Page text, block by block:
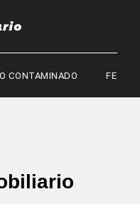
CONTAMINADO